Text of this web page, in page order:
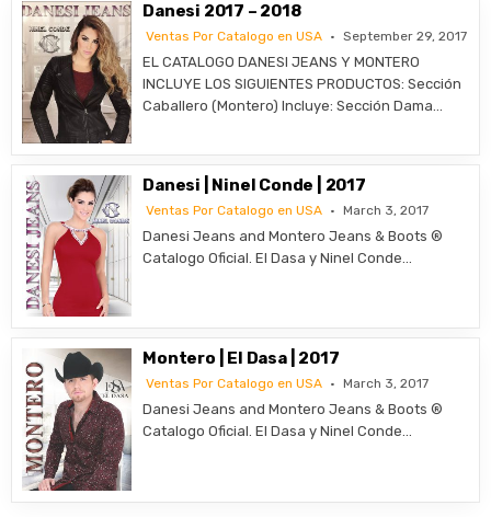
Danesi 2017 – 2018
Ventas Por Catalogo en USA September 29, 2017
EL CATALOGO DANESI JEANS Y MONTERO
INCLUYE LOS SIGUIENTES PRODUCTOS: Sección
Caballero (Montero) Incluye: Sección Dama…
Danesi | Ninel Conde | 2017
Ventas Por Catalogo en USA March 3, 2017
Danesi Jeans and Montero Jeans & Boots ®
Catalogo Oficial. El Dasa y Ninel Conde…
Montero | El Dasa | 2017
Ventas Por Catalogo en USA March 3, 2017
Danesi Jeans and Montero Jeans & Boots ®
Catalogo Oficial. El Dasa y Ninel Conde…